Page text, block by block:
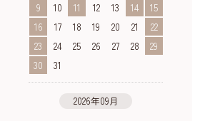
9
10 11 12 13 14
15
16
17 18 19 20 21
22
23
24 25 26 27 28
29
30
31
2026年09月